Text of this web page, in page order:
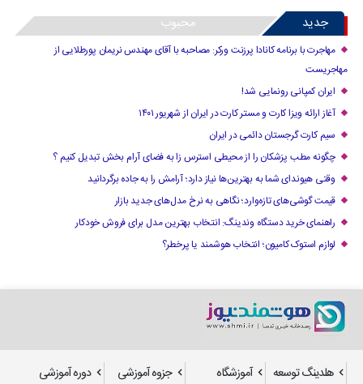
جدید محبوب
مهاجرت با برنامه کانادا پرزنت ورکر: مصاحبه با آقای مهندس نریمان پورطلایی از
مهاجریست
ایران کمپانی رونمایی شد!
آغاز ارائه ویزا کارت و مستر کارت در ایران از شهریور ۱۴۰۱
سیم کارت گرجستان دائمی در ایران
چگونه مطب پزشکان را از محیطی استرس زا به فضای آرام بخش تبدیل کنیم ؟
وقتی هیوندای شما به بهترین‌ها نیاز دارد؛ آرامش را به جاده برگردانید
قیمت گوشی‌های تازه‌وارد؛ نگاهی به نرخ مدل‌های جدید بازار
راهنمای خرید دستگاه وندینگ: انتخاب بهترین مدل برای فروش خودکار
لوازم استوک کامیون؛ انتخاب هوشمند یا پرخطر؟
هلدینگ توسعه آموزشگاه جزوه آموزشی دوره آموزشی